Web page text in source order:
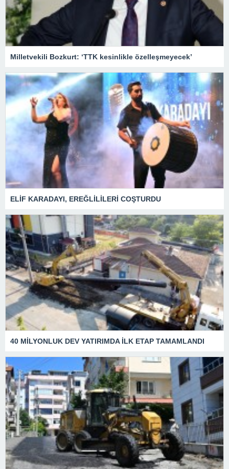
Milletvekili Bozkurt: ‘TTK kesinlikle özelleşmeyecek’
ELİF KARADAYI, EREĞLİLİLERİ COŞTURDU
40 MİLYONLUK DEV YATIRIMDA İLK ETAP TAMAMLANDI